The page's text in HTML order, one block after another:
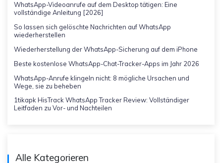
WhatsApp-Videoanrufe auf dem Desktop tätigen: Eine
vollständige Anleitung [2026]
So lassen sich gelöschte Nachrichten auf WhatsApp
wiederherstellen
Wiederherstellung der WhatsApp-Sicherung auf dem iPhone
Beste kostenlose WhatsApp-Chat-Tracker-Apps im Jahr 2026
WhatsApp-Anrufe klingeln nicht: 8 mögliche Ursachen und
Wege, sie zu beheben
1tikapk HisTrack WhatsApp Tracker Review: Vollständiger
Leitfaden zu Vor- und Nachteilen
Alle Kategorieren